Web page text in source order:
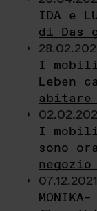
IDA e
di Das
I
Leben
abitare
I mobili
sono
negozio